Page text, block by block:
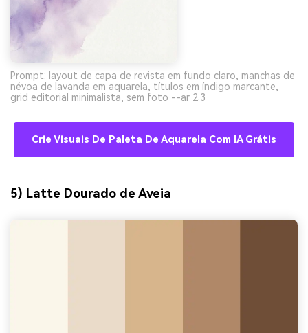
Prompt: layout de capa de revista em fundo claro, manchas de
névoa de lavanda em aquarela, títulos em índigo marcante,
grid editorial minimalista, sem foto --ar 2:3
Crie Visuais De Paleta De Aquarela Com IA Grátis
5) Latte Dourado de Aveia